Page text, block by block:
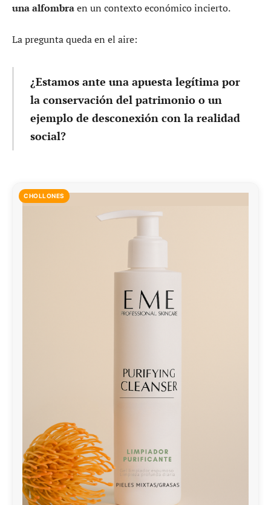
una alfombraen un contexto económico incierto.
La pregunta queda en el aire:
¿Estamos ante una apuesta legítima por
la conservación del patrimonio o un
ejemplo de desconexión con la realidad
social?
CHOLLONES